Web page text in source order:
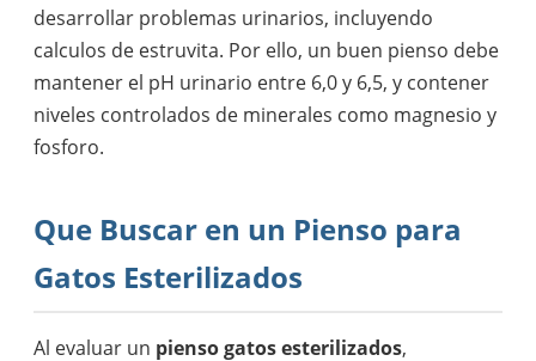
desarrollar problemas urinarios, incluyendo
calculos de estruvita. Por ello, un buen pienso debe
mantener el pH urinario entre 6,0 y 6,5, y contener
niveles controlados de minerales como magnesio y
fosforo.
Que Buscar en un Pienso para
Gatos Esterilizados
Al evaluar un pienso gatos esterilizados,